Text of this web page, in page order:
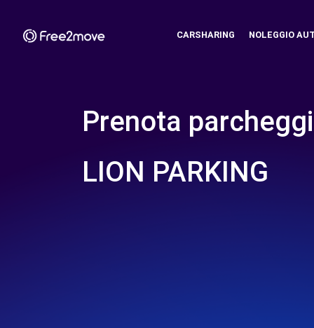
CARSHARING NOLEGGIO
Prenota
LION PARKING